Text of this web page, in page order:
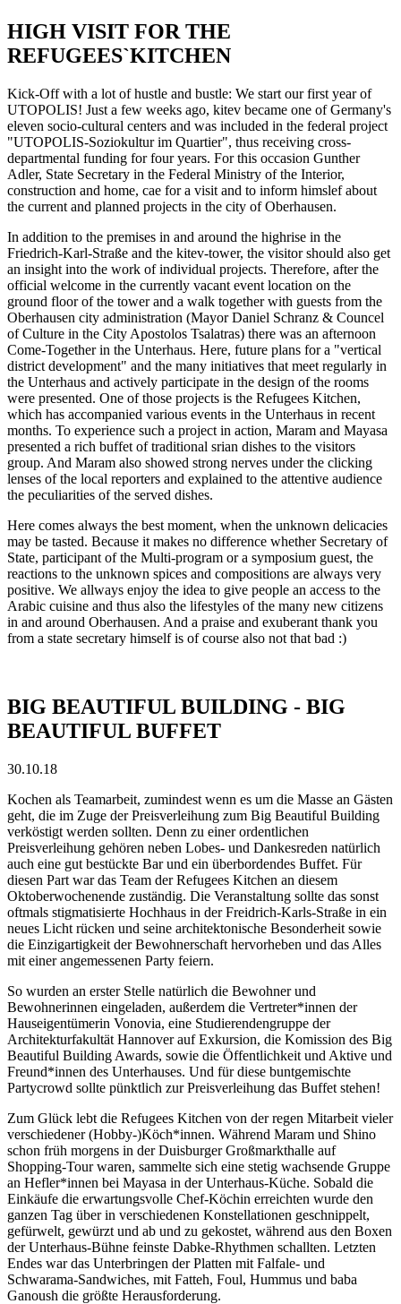
HIGH VISIT FOR THE
REFUGEES`KITCHEN
Kick-Off with a lot of hustle and bustle: We start our first year of
UTOPOLIS! Just a few weeks ago, kitev became one of Germany's
eleven socio-cultural centers and was included in the federal project
"UTOPOLIS-Soziokultur im Quartier", thus receiving cross-
departmental funding for four years. For this occasion Gunther
Adler, State Secretary in the Federal Ministry of the Interior,
construction and home, cae for a visit and to inform himslef about
the current and planned projects in the city of Oberhausen.
In addition to the premises in and around the highrise in the
Friedrich-Karl-Straße and the kitev-tower, the visitor should also get
an insight into the work of individual projects. Therefore, after the
official welcome in the currently vacant event location on the
ground floor of the tower and a walk together with guests from the
Oberhausen city administration (Mayor Daniel Schranz & Councel
of Culture in the City Apostolos Tsalatras) there was an afternoon
Come-Together in the Unterhaus. Here, future plans for a "vertical
district development" and the many initiatives that meet regularly in
the Unterhaus and actively participate in the design of the rooms
were presented. One of those projects is the Refugees Kitchen,
which has accompanied various events in the Unterhaus in recent
months. To experience such a project in action, Maram and Mayasa
presented a rich buffet of traditional srian dishes to the visitors
group. And Maram also showed strong nerves under the clicking
lenses of the local reporters and explained to the attentive audience
the peculiarities of the served dishes.
Here comes always the best moment, when the unknown delicacies
may be tasted. Because it makes no difference whether Secretary of
State, participant of the Multi-program or a symposium guest, the
reactions to the unknown spices and compositions are always very
positive. We allways enjoy the idea to give people an access to the
Arabic cuisine and thus also the lifestyles of the many new citizens
in and around Oberhausen. And a praise and exuberant thank you
from a state secretary himself is of course also not that bad :)
BIG BEAUTIFUL BUILDING - BIG
BEAUTIFUL BUFFET
30.10.18
Kochen als Teamarbeit, zumindest wenn es um die Masse an Gästen
geht, die im Zuge der Preisverleihung zum Big Beautiful Building
verköstigt werden sollten. Denn zu einer ordentlichen
Preisverleihung gehören neben Lobes- und Dankesreden natürlich
auch eine gut bestückte Bar und ein überbordendes Buffet. Für
diesen Part war das Team der Refugees Kitchen an diesem
Oktoberwochenende zuständig. Die Veranstaltung sollte das sonst
oftmals stigmatisierte Hochhaus in der Freidrich-Karls-Straße in ein
neues Licht rücken und seine architektonische Besonderheit sowie
die Einzigartigkeit der Bewohnerschaft hervorheben und das Alles
mit einer angemessenen Party feiern.
So wurden an erster Stelle natürlich die Bewohner und
Bewohnerinnen eingeladen, außerdem die Vertreter*innen der
Hauseigentümerin Vonovia, eine Studierendengruppe der
Architekturfakultät Hannover auf Exkursion, die Komission des Big
Beautiful Building Awards, sowie die Öffentlichkeit und Aktive und
Freund*innen des Unterhauses. Und für diese buntgemischte
Partycrowd sollte pünktlich zur Preisverleihung das Buffet stehen!
Zum Glück lebt die Refugees Kitchen von der regen Mitarbeit vieler
verschiedener (Hobby-)Köch*innen. Während Maram und Shino
schon früh morgens in der Duisburger Großmarkthalle auf
Shopping-Tour waren, sammelte sich eine stetig wachsende Gruppe
an Hefler*innen bei Mayasa in der Unterhaus-Küche. Sobald die
Einkäufe die erwartungsvolle Chef-Köchin erreichten wurde den
ganzen Tag über in verschiedenen Konstellationen geschnippelt,
gefürwelt, gewürzt und ab und zu gekostet, während aus den Boxen
der Unterhaus-Bühne feinste Dabke-Rhythmen schallten. Letzten
Endes war das Unterbringen der Platten mit Falfale- und
Schwarama-Sandwiches, mit Fatteh, Foul, Hummus und baba
Ganoush die größte Herausforderung.